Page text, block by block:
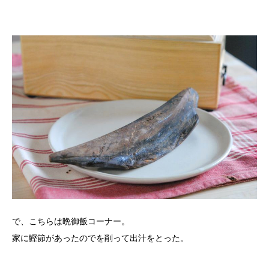
で、こちらは晩御飯コーナー。
家に鰹節があったのでを削って出汁をとった。